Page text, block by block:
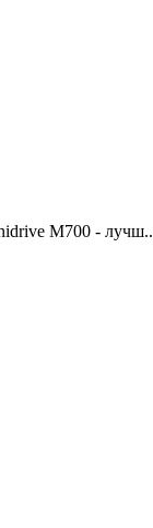
M700 - лучш..